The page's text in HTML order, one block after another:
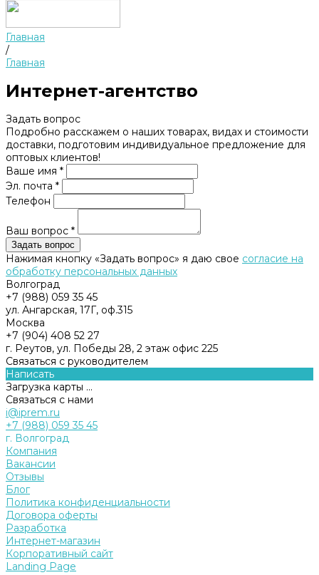
Главная
/
Главная
Интернет-агентство
Задать вопрос
Подробно расскажем о наших товарах, видах и стоимости
доставки, подготовим индивидуальное предложение для
оптовых клиентов!
Ваше имя *
Эл. почта *
Телефон
Ваш вопрос *
Нажимая кнопку «Задать вопрос» я даю свое согласие на
обработку персональных данных
Волгоград
+7 (988) 059 35 45
ул. Ангарская, 17Г, оф.315
Москва
+7 (904) 408 52 27
г. Реутов, ул. Победы 28, 2 этаж офис 225
Связаться с руководителем
Написать
Загрузка карты ...
Связаться с нами
i@iprem.ru
+7 (988) 059 35 45
г. Волгоград
Компания
Вакансии
Отзывы
Блог
Политика конфиденциальности
Договора оферты
Разработка
Интернет-магазин
Корпоративный сайт
Landing Page